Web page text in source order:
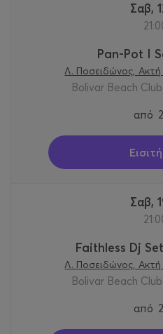
Σαβ,
Pan-Pot I
Λ. Ποσειδώνος, Ακτή
Bolivar Beach
από
Σαβ,
Faithless Dj
Λ. Ποσειδώνος, Ακτή
Bolivar Beach
από